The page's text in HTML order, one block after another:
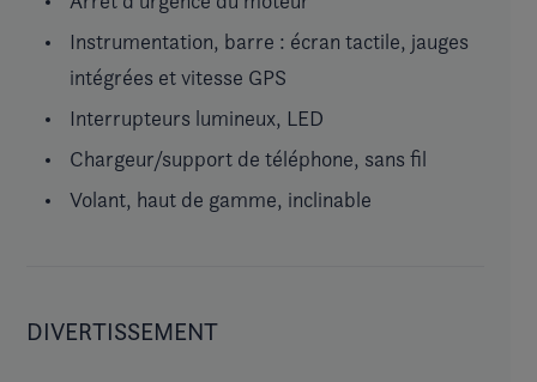
Instrumentation, barre : écran tactile, jauges
intégrées et vitesse GPS
Interrupteurs lumineux, LED
Chargeur/support de téléphone, sans fil
Volant, haut de gamme, inclinable
DIVERTISSEMENT